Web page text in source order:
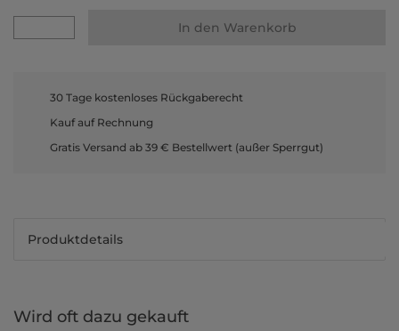
In den Warenkorb
30 Tage kostenloses Rückgaberecht
Kauf auf Rechnung
Gratis Versand ab 39 € Bestellwert (außer Sperrgut)
Produktdetails
Wird oft dazu gekauft